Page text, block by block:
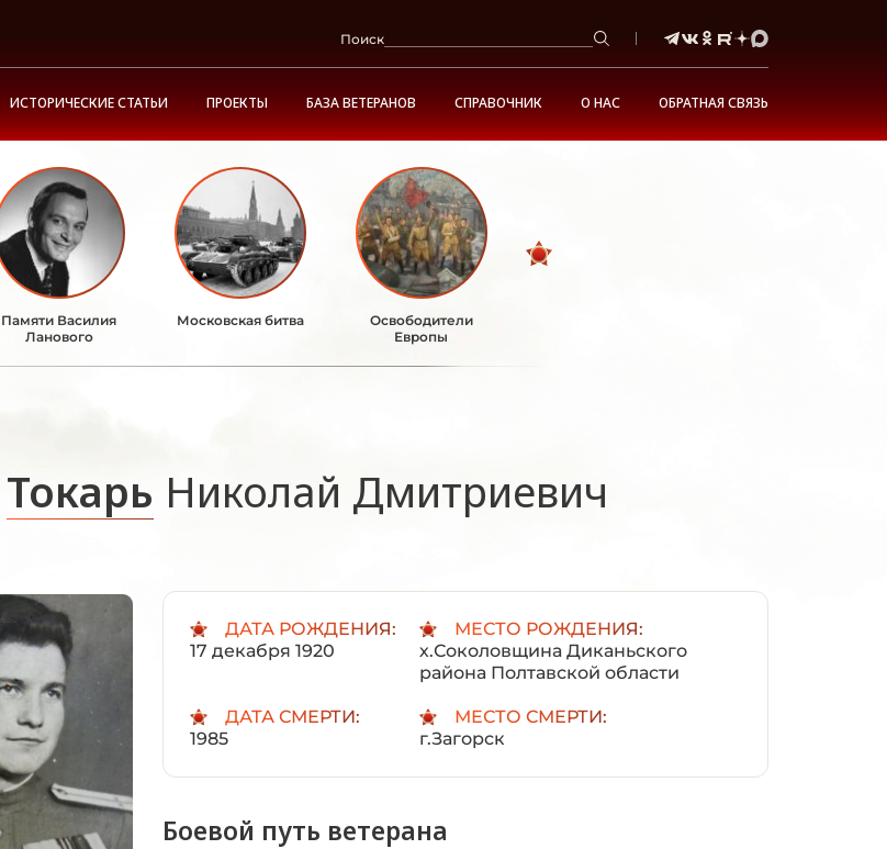
Поиск
ИСТОРИЧЕСКИЕ СТАТЬИ ПРОЕКТЫ БАЗА ВЕТЕРАНОВ СПРАВОЧНИК О НАС ОБРАТНАЯ СВЯЗЬ
Памяти Василия
Ланового
Московская битва
Освободители
Европы
Токарь Николай Дмитриевич
ДАТА РОЖДЕНИЯ:
17 декабря 1920
МЕСТО РОЖДЕНИЯ:
х.Соколовщина Диканьского
района Полтавской области
ДАТА СМЕРТИ:
1985
МЕСТО СМЕРТИ:
г.Загорск
Боевой путь ветерана